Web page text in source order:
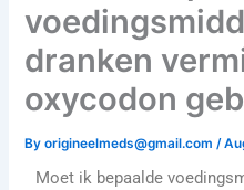
dranken
oxycodon
Byorigineelmeds@gmail.com/
Moet ik bepaalde